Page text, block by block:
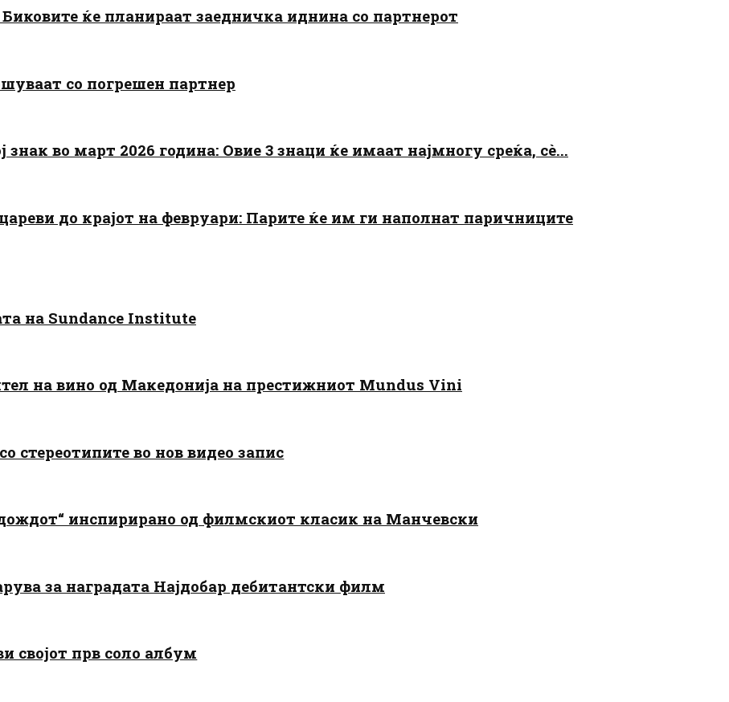
ќе планираат заедничка иднина со партнерот
со погрешен партнер
во март 2026 година: Овие 3 знаци ќе имаат најмногу среќа, сè...
до крајот на февруари: Парите ќе им ги наполнат паричниците
на Sundance Institute
на вино од Македонија на престижниот Mundus Vini
стереотипите во нов видео запис
инспирирано од филмскиот класик на Манчевски
за наградата Најдобар дебитантски филм
својот прв соло албум